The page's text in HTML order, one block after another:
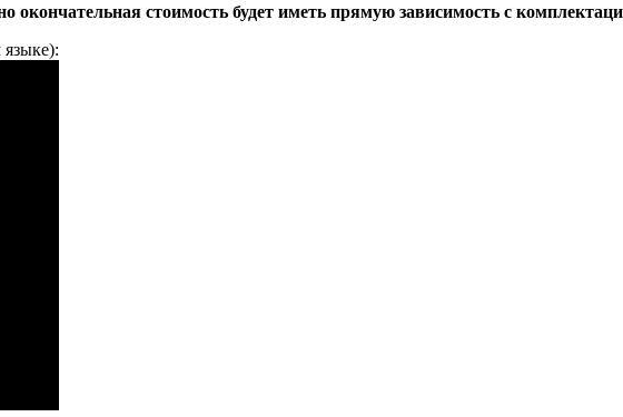
стоимость будет иметь прямую зависимость с